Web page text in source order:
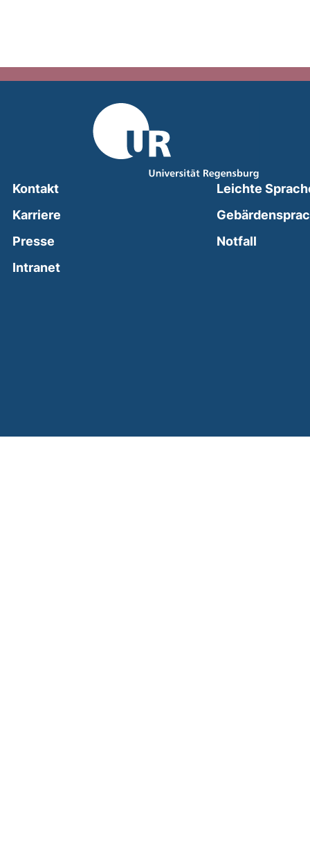
Kontakt
Karriere
Presse
Intranet(external link, opens in a new window)
Leichte
Notfall